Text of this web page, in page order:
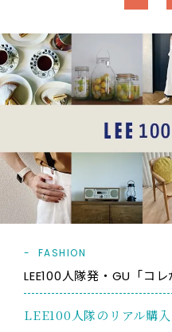
FASHION
LEE100人隊発・GU「コレ
LEE100人隊のリアル購